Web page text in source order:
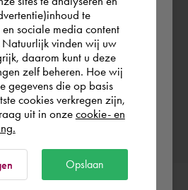
wählen
te
sociale media content
vinden wij uw
daarom kunt u deze
zelf beheren. Hoe wij
gegevens die op basis
cookies verkregen zijn,
uit in onze cookie- en
Opslaan